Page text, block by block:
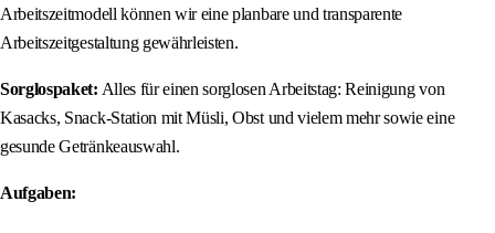
Arbeitszeitmodell können wir eine planbare und transparente
Arbeitszeitgestaltung gewährleisten.
Sorglospaket: Alles für einen sorglosen Arbeitstag: Reinigung von
Kasacks, Snack-Station mit Müsli, Obst und vielem mehr sowie eine
gesunde Getränkeauswahl.
Aufgaben: